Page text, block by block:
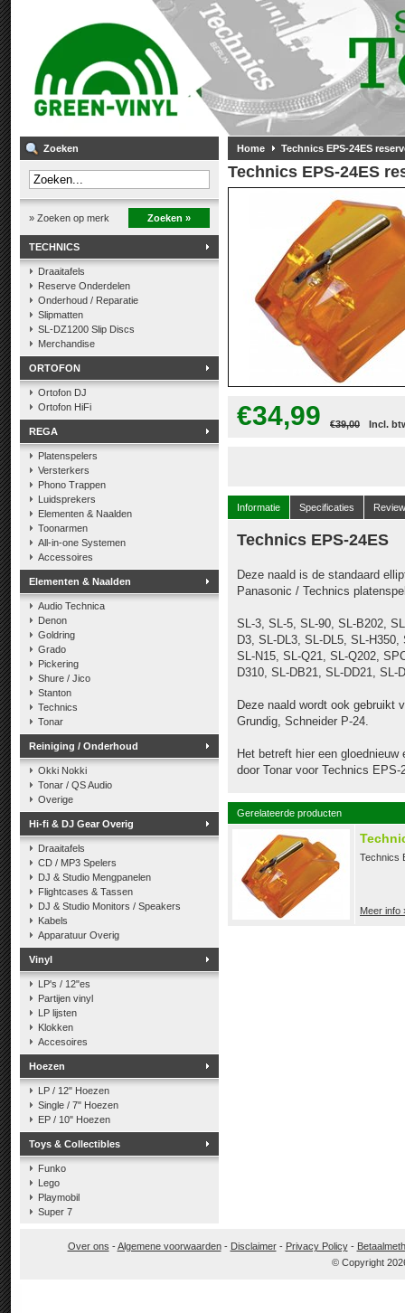
Zoeken
» Zoeken op merk Zoeken »
TECHNICS
Draaitafels
Reserve Onderdelen
Onderhoud / Reparatie
Slipmatten
SL-DZ1200 Slip Discs
Merchandise
ORTOFON
Ortofon DJ
Ortofon HiFi
REGA
Platenspelers
Versterkers
Phono Trappen
Luidsprekers
Elementen & Naalden
Toonarmen
All-in-one Systemen
Accessoires
Elementen & Naalden
Audio Technica
Denon
Goldring
Grado
Pickering
Shure / Jico
Stanton
Technics
Tonar
Reiniging / Onderhoud
Okki Nokki
Tonar / QS Audio
Overige
Hi-fi & DJ Gear Overig
Draaitafels
CD / MP3 Spelers
DJ & Studio Mengpanelen
Flightcases & Tassen
DJ & Studio Monitors / Speakers
Kabels
Apparatuur Overig
Vinyl
LP's / 12"es
Partijen vinyl
LP lijsten
Klokken
Accesoires
Hoezen
LP / 12" Hoezen
Single / 7" Hoezen
EP / 10" Hoezen
Toys & Collectibles
Funko
Lego
Playmobil
Super 7
Home Technics EPS-24ES
Technics EPS-24ES
€34,99 €39,00 Incl.
Informatie Specificaties
Technics EPS-24ES
Deze naald is de standaard
Panasonic / Technics
SL-3, SL-5, SL-90, SL-B202,
D3, SL-DL3, SL-DL5, SL-
SL-N15, SL-Q21, SL-Q202,
D310, SL-DB21, SL-DD21, SL-
Deze naald wordt ook gebruikt
Grundig, Schneider P-24.
Het betreft hier een
door Tonar voor Technics EPS-
Gerelateerde producten
Technics
Meer info
Over ons -Algemene voorwaarden- Disclaimer- Privacy Policy-
© Copyright